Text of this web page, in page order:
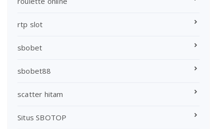
rtp slot
sbobet
sbobet88
scatter hitam
Situs SBOTOP